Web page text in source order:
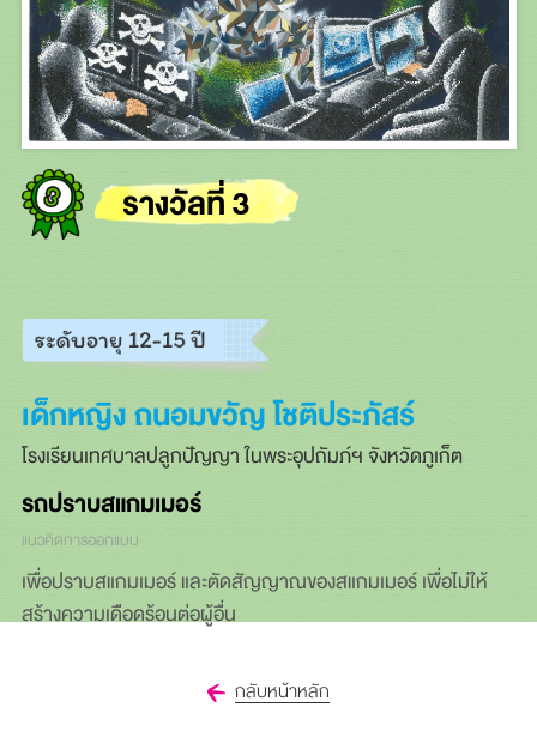
รางวัลที่ 3
เด็กหญิง ถนอมขวัญ โชติประภัสร์
โรงเรียนเทศบาลปลูกปัญญา ในพระอุปถัมภ์ฯ จังหวัดภูเก็ต
รถปราบสแกมเมอร์
แนวคิดการออกแบบ
เพื่อปราบสแกมเมอร์ และตัดสัญญาณของสแกมเมอร์ เพื่อไม่ให้
สร้างความเดือดร้อนต่อผู้อื่น
กลับหน้าหลัก